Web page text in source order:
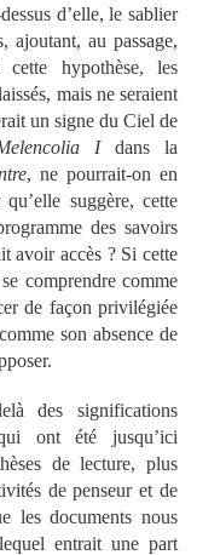
d’elle, le sablier
ajoutant, au passage,
hypothèse, les
mais ne seraient
un signe du Ciel de
Idans la
, ne pourrait-on en
suggère, cette
des savoirs
avoir accès ? Si cette
comprendre comme
de façon privilégiée
son absence de
des significations
ont été jusqu’ici
de lecture, plus
de penseur et de
les documents nous
entrait une part